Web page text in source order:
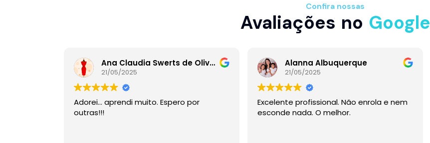
Confira nossas
Avaliações no Google
Ana Claudia Swerts de Oliveira
21/05/2025
Adorei… aprendi muito. Espero por
outras!!!
Alanna Albuquerque
21/05/2025
Excelente profissional. Não enrola e nem
esconde nada. O melhor.